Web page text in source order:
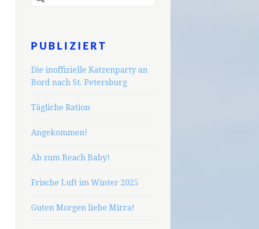
PUBLIZIERT
Die inoffizielle Katzenparty an
Bord nach St. Petersburg
Tägliche Ration
Angekommen!
Ab zum Beach Baby!
Frische Luft im Winter 2025
Guten Morgen liebe Mirra!